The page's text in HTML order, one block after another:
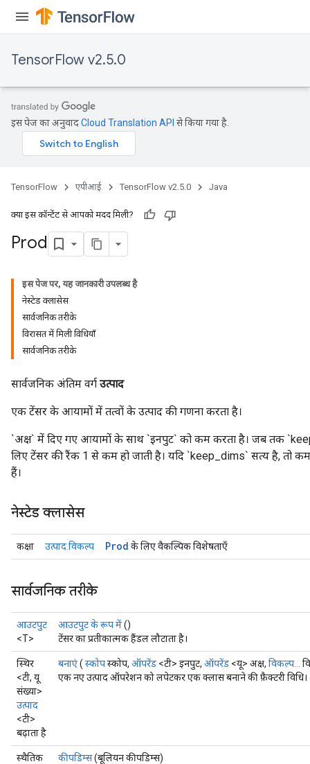
TensorFlow v2.5.0
इस पेज का अनुवादCloud Translation API से किया गया है.
TensorFlow एपीआई TensorFlow v2.5.0 Java
क्या इस कॉन्टेंट से आपको मदद मिली?
Prod
इस पेज पर, यह जानकारी उपलब्ध है
नेस्टेड क्लासेस
सार्वजनिक तरीके
विरासत में मिली विधियाँ
सार्वजनिक तरीके
सार्वजनिक अंतिम वर्ग उत्पाद
एक टेंसर के आयामों में तत्वों के उत्पाद की गणना करता है।
`अक्ष` में दिए गए आयामों के साथ `इनपुट` को कम करता है। जब तक
लिए टेंसर की रैंक 1 से कम हो जाती है। यदि `keep_dims` सत्य है, तो
हैं।
नेस्टेड क्लासेस
कक्षा उत्पाद.विकल्प Prod के लिए वैकल्पिक विशेषताएँ
सार्वजनिक तरीके
आउटपुट
<T>
आउटपुट के रूप में()
टेंसर का प्रतीकात्मक हैंडल लौटाता है।
स्थिर
<टी, यू
संख्या>
उत्पाद
<टी>
बढ़ाता है
बनाएं( स्कोपस्कोप, ऑपरेंड <टी> इनपुट, ऑपरेंड <यू> अक्ष, विकल्प...
एक नए उत्पाद ऑपरेशन को लपेटकर एक क्लास बनाने की फ़ैक्टरी विधि।
स्थैतिक
कीपडिम्स(बूलियन कीपडिम्स)